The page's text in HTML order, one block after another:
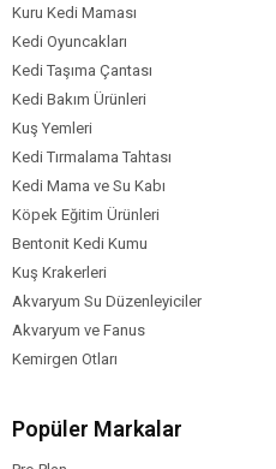
Kuru Kedi Maması
Kedi Oyuncakları
Kedi Taşıma Çantası
Kedi Bakım Ürünleri
Kuş Yemleri
Kedi Tırmalama Tahtası
Kedi Mama ve Su Kabı
Köpek Eğitim Ürünleri
Bentonit Kedi Kumu
Kuş Krakerleri
Akvaryum Su Düzenleyiciler
Akvaryum ve Fanus
Kemirgen Otları
Popüler Markalar